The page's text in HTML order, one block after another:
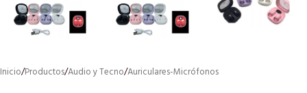
Inicio/Productos/Audio y Tecno/Auriculares-Micrófonos